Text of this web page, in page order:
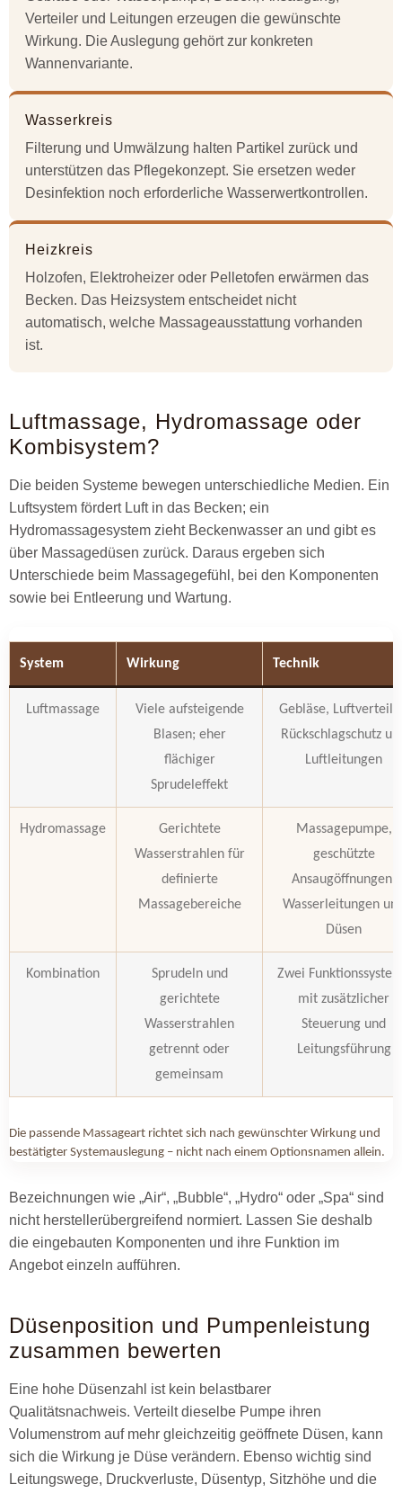
Verteiler und Leitungen erzeugen die gewünschte
Wirkung. Die Auslegung gehört zur konkreten
Wannenvariante.
Wasserkreis
Filterung und Umwälzung halten Partikel zurück und
unterstützen das Pflegekonzept. Sie ersetzen weder
Desinfektion noch erforderliche Wasserwertkontrollen.
Heizkreis
Holzofen, Elektroheizer oder Pelletofen erwärmen das
Becken. Das Heizsystem entscheidet nicht
automatisch, welche Massageausstattung vorhanden
ist.
Luftmassage, Hydromassage oder
Kombisystem?
Die beiden Systeme bewegen unterschiedliche Medien. Ein
Luftsystem fördert Luft in das Becken; ein
Hydromassagesystem zieht Beckenwasser an und gibt es
über Massagedüsen zurück. Daraus ergeben sich
Unterschiede beim Massagegefühl, bei den Komponenten
sowie bei Entleerung und Wartung.
System Wirkung Technik
Luftmassage
Viele aufsteigende
Blasen; eher
flächiger
Sprudeleffekt
Gebläse,
Rückschlagschutz
Luftleitungen
Hydromassage
Gerichtete
Wasserstrahlen für
definierte
Massagebereiche
Massagepumpe,
geschützte
Ansaugöffnungen,
Wasserleitungen
Düsen
Kombination
Sprudeln und
gerichtete
Wasserstrahlen
getrennt oder
gemeinsam
Zwei
mit zusätzlicher
Steuerung und
Leitungsführung
Die passende Massageart richtet sich nach gewünschter Wirkung und
bestätigter Systemauslegung – nicht nach einem Optionsnamen allein.
Bezeichnungen wie „Air“, „Bubble“, „Hydro“ oder „Spa“ sind
nicht herstellerübergreifend normiert. Lassen Sie deshalb
die eingebauten Komponenten und ihre Funktion im
Angebot einzeln aufführen.
Düsenposition und Pumpenleistung
zusammen bewerten
Eine hohe Düsenzahl ist kein belastbarer
Qualitätsnachweis. Verteilt dieselbe Pumpe ihren
Volumenstrom auf mehr gleichzeitig geöffnete Düsen, kann
sich die Wirkung je Düse verändern. Ebenso wichtig sind
Leitungswege, Druckverluste, Düsentyp, Sitzhöhe und die